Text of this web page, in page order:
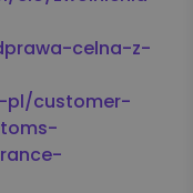
celna-z-
pl/customer-